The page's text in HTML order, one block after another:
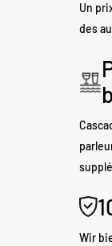
Un
des
Wir